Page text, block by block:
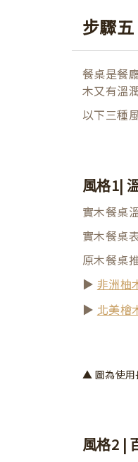
步驟
餐桌是餐
木又有溫
以下三種
風格1|
實木餐桌
實木餐桌
原木餐桌
▶ 非洲柚
▶ 北美檜
▲ 圖為使用
風格2 |